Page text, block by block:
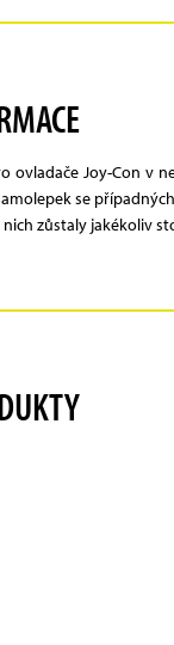
Joy-Con v
se
zůstaly jakékoliv